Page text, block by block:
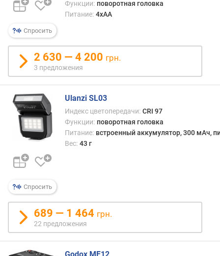
т
а
к
у
л
я
т
о
р
(
м
ч
)
п
о
р
Спросить
Функции: поворотная головка
Питание: 4xAA
2 630 — 4 200 грн.
3 предложения
Спросить
Ulanzi SL03
Индекс цветопередачи: CRI 97
Функции: поворотная головка
Питание: встроенный аккумулятор, 300 мАч,
Вес: 43 г
689 — 1 464 грн.
22 предложения